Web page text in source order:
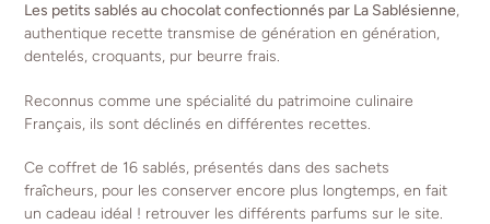
produit
Les petits sablés au chocolat confectionnés par La Sablésienne
authentique recette transmise de génération en génération,
dentelés, croquants, pur beurre frais.
Reconnus comme une spécialité du patrimoine culinaire
Français, ils sont déclinés en différentes recettes.
Ce coffret de 16 sablés, présentés dans des sachets
fraîcheurs, pour les conserver encore plus longtemps, en fait
un cadeau idéal ! retrouver les différents parfums sur le site.